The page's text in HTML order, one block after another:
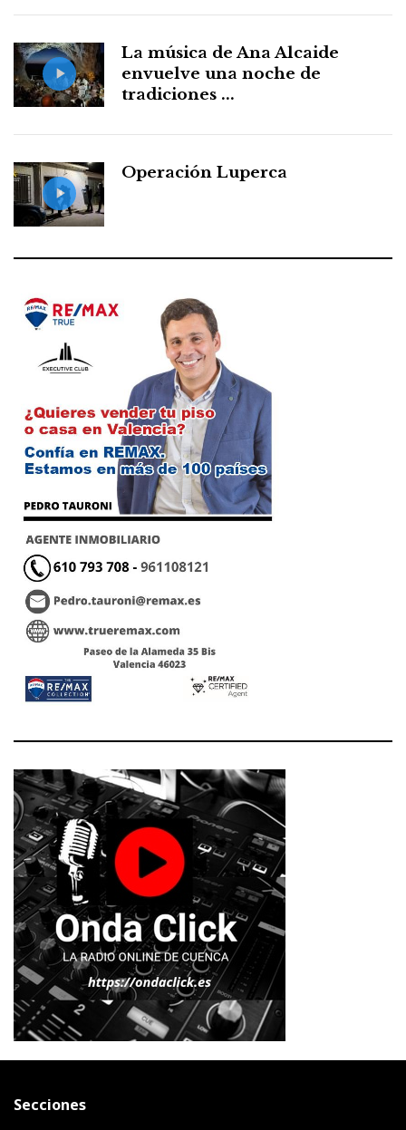
La música de Ana Alcaide
envuelve una noche de
tradiciones ...
Operación Luperca
Secciones